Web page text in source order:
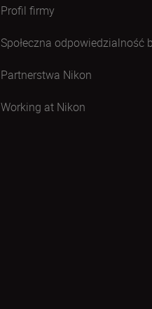
Profil firmy
Społeczna odpowiedzialność
Partnerstwa Nikon
Working at Nikon